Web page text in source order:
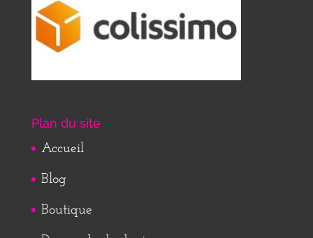
Plan du site
Accueil
Blog
Boutique